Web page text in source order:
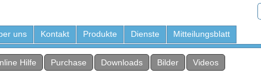
uns Kontakt Produkte Dienste Mitteilungsblatt
Hilfe Purchase Downloads Bilder Videos